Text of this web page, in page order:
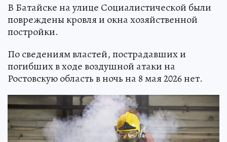
В Батайске на улице Социалистической были
повреждены кровля и окна хозяйственной
постройки.
По сведениям властей, пострадавших и
погибших в ходе воздушной атаки на
Ростовскую область в ночь на 8 мая 2026 нет.